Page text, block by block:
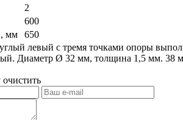
2
600
мм
650
левый с тремя точками опоры
Диаметр Ø 32 мм, толщина 1,5 мм. 38
очистить